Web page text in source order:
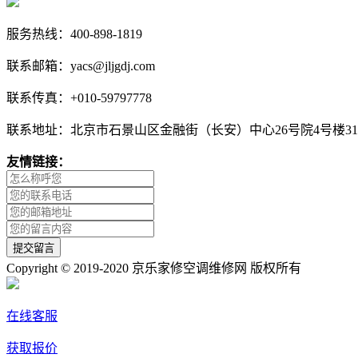
服务热线：400-898-1819
联系邮箱：yacs@jljgdj.com
联系传真：+010-59797778
联系地址：北京市石景山区金融街（长安）中心26号院4号楼
友情链接：
Copyright © 2019-2020 京乐家修空调维修网 版权所有
在线客服
获取报价